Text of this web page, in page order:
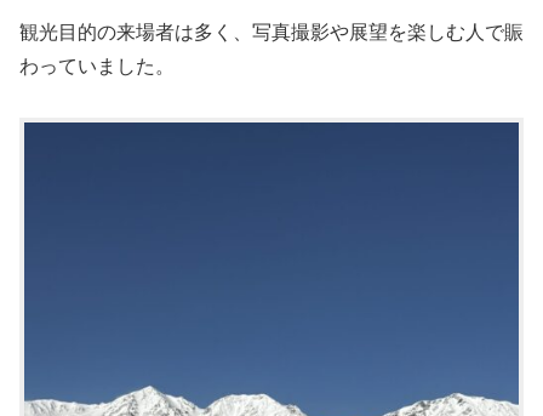
観光目的の来場者は多く、写真撮影や展望を楽しむ人で賑
わっていました。